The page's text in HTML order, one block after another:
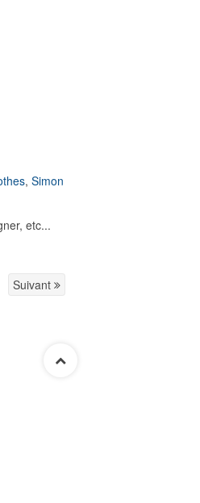
, Simon
etc...
Suivant